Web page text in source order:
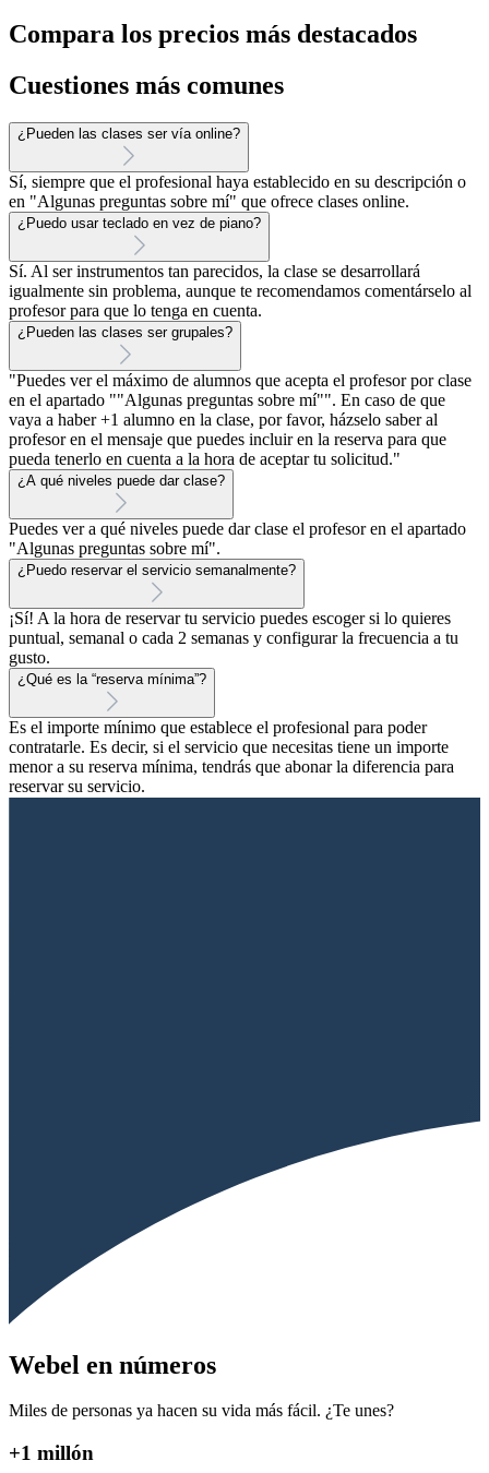
Compara los precios más destacados
Cuestiones más comunes
¿Pueden las clases ser vía online?
Sí, siempre que el profesional haya establecido en su descripción o
en "Algunas preguntas sobre mí" que ofrece clases online.
¿Puedo usar teclado en vez de piano?
Sí. Al ser instrumentos tan parecidos, la clase se desarrollará
igualmente sin problema, aunque te recomendamos comentárselo al
profesor para que lo tenga en cuenta.
¿Pueden las clases ser grupales?
"Puedes ver el máximo de alumnos que acepta el profesor por clase
en el apartado ""Algunas preguntas sobre mí"". En caso de que
vaya a haber +1 alumno en la clase, por favor, házselo saber al
profesor en el mensaje que puedes incluir en la reserva para que
pueda tenerlo en cuenta a la hora de aceptar tu solicitud."
¿A qué niveles puede dar clase?
Puedes ver a qué niveles puede dar clase el profesor en el apartado
"Algunas preguntas sobre mí".
¿Puedo reservar el servicio semanalmente?
¡Sí! A la hora de reservar tu servicio puedes escoger si lo quieres
puntual, semanal o cada 2 semanas y configurar la frecuencia a tu
gusto.
¿Qué es la “reserva mínima”?
Es el importe mínimo que establece el profesional para poder
contratarle. Es decir, si el servicio que necesitas tiene un importe
menor a su reserva mínima, tendrás que abonar la diferencia para
reservar su servicio.
Webel en números
Miles de personas ya hacen su vida más fácil. ¿Te unes?
+1 millón